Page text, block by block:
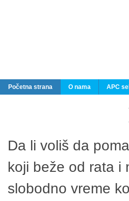
Početna strana O nama APC
Da li voliš da
koji beže od rata i
slobodno vreme